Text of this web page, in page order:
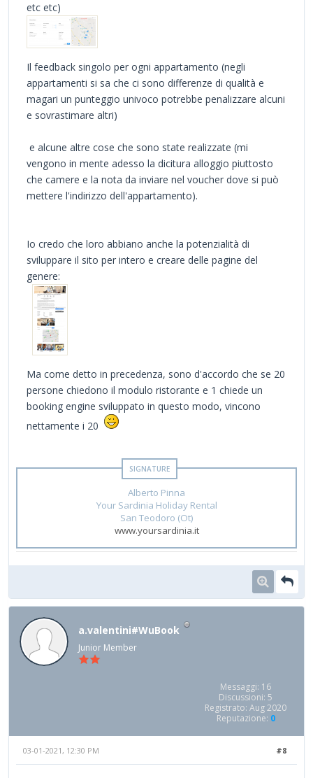
etc etc)
Il feedback singolo per ogni appartamento (negli
appartamenti si sa che ci sono differenze di qualità e
magari un punteggio univoco potrebbe penalizzare alcuni
e sovrastimare altri)
e alcune altre cose che sono state realizzate (mi
vengono in mente adesso la dicitura alloggio piuttosto
che camere e la nota da inviare nel voucher dove si può
mettere l'indirizzo dell'appartamento).
Io credo che loro abbiano anche la potenzialità di
sviluppare il sito per intero e creare delle pagine del
genere:
Ma come detto in precedenza, sono d'accordo che se 20
persone chiedono il modulo ristorante e 1 chiede un
booking engine sviluppato in questo modo, vincono
nettamente i 20
Alberto Pinna
Your Sardinia Holiday Rental
San Teodoro (Ot)
www.yoursardinia.it
a.valentini#WuBook
Junior Member
Messaggi: 16
Discussioni: 5
Registrato: Aug 2020
Reputazione: 0
#8
03-01-2021, 12:30 PM